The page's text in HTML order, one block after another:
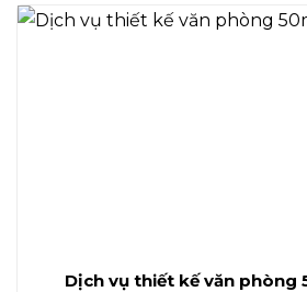
Dịch vụ thiết kế văn phòng